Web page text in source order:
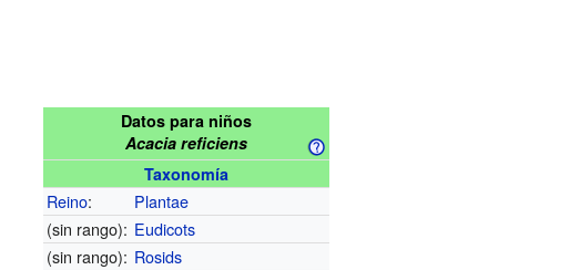
Datos para niños
Acacia reficiens
Taxonomía
Reino:
Plantae
(sin rango): Eudicots
(sin rango): Rosids